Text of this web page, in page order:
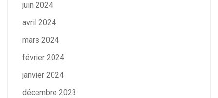
juin 2024
avril 2024
mars 2024
février 2024
janvier 2024
décembre 2023